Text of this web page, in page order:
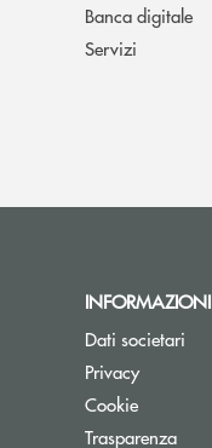
Banca digitale
Servizi
INFORMAZIONI
Dati societari
Privacy
Cookie
Trasparenza